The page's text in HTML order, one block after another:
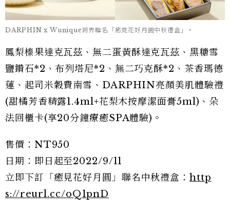
DARPHIN x Wunique跨界聯名「癒見花好月圓中秋禮盒」。
鳳梨榛果達克瓦茲、無二蛋黃酥達克瓦茲、黑糖雪
鹽鑽石*2、布列塔尼*2、無二巧克酥*2、茶香瑪德
蓮、起司米穀費南雪、DARPHIN亮顏美肌體驗禮
(甜橘芳香精露1.4ml+花梨木按摩潔面膏5ml)、朵
法回櫃卡(享20分鐘療癒SPA體驗)。
售價：NT950
日期：即日起至2022/9/11
立即下訂「癒見花好月圓」聯名中秋禮盒：http
s://reurl.cc/oQ1pnD